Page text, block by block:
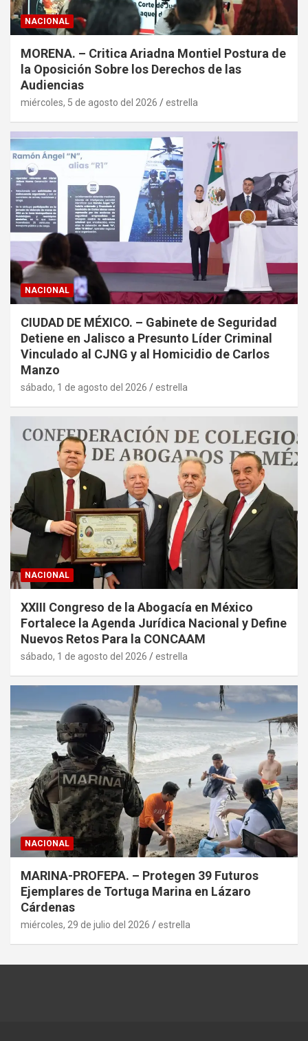
NACIONAL
MORENA. – Critica Ariadna Montiel Postura de
la Oposición Sobre los Derechos de las
Audiencias
miércoles, 5 de agosto del 2026 estrella
NACIONAL
CIUDAD DE MÉXICO. – Gabinete de Seguridad
Detiene en Jalisco a Presunto Líder Criminal
Vinculado al CJNG y al Homicidio de Carlos
Manzo
sábado, 1 de agosto del 2026 estrella
NACIONAL
XXIII Congreso de la Abogacía en México
Fortalece la Agenda Jurídica Nacional y Define
Nuevos Retos Para la CONCAAM
sábado, 1 de agosto del 2026 estrella
NACIONAL
MARINA-PROFEPA. – Protegen 39 Futuros
Ejemplares de Tortuga Marina en Lázaro
Cárdenas
miércoles, 29 de julio del 2026 estrella